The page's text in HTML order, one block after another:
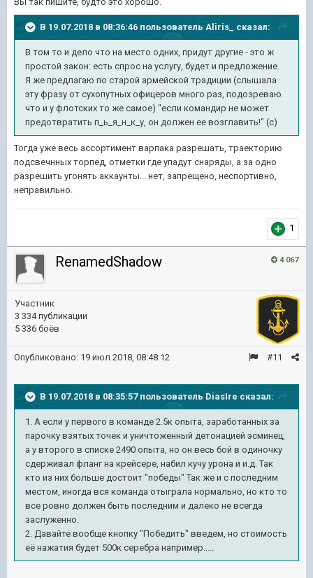
В 19.07.2018 в 08:36:46 пользователь Aliris_ сказал:
В том то и дело что на место одних, придут другие - это ж
простой закон: есть спрос на услугу, будет и предложение.
Я же предлагаю по старой армейской традиции (слышала
эту фразу от сухопутных офицеров много раз, подозреваю
что и у флотских то же самое) "если командир не может
предотвратить п_ь_я_н_к_у, он должен ее возглавить!" (с)
Тогда уже весь ассортимент варпака разрешать, траекторию
подсвечнных торпед, отметки где упадут снаряды, а за одно
разрешить угонять аккаунты... нет, запрещено, неспортивно,
неправильно.
1
4 067
RenamedShadow
Участник
3 334 публикации
5 336 боёв
#11
Опубликовано: 19 июл 2018, 08:48:12
В 19.07.2018 в 08:35:57 пользователь DiasIre сказал:
1. А если у первого в команде 2.5к опыта, заработанных за
парочку взятых точек и уничтоженный детонацией эсминец,
а у второго в списке 2490 опыта, но он весь бой в одиночку
сдерживал фланг на крейсере, набил кучу урона и и.д. Так
кто из них больше достоит "победы" Так же и с последним
местом, иногда вся команда отыграла нормально, но кто то
все ровно должен быть последним и далеко не всегда
заслуженно.
2. Давайте вообще кнопку "Победить" введем, но стоимость
её нажатия будет 500к серебра например.....